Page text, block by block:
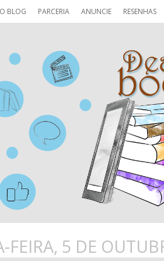
BLOG PARCERIA ANUNCIE RESENHAS
FEIRA, 5 DE